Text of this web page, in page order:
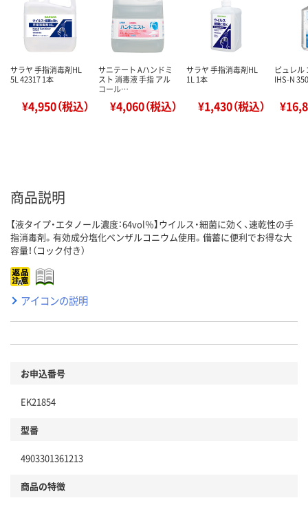
サラヤ 手指消毒剤HL
5L 42317 1本
¥4,950（税込）
サニテート Aハンドミ
スト 消毒液 手指 アル
コール…
¥4,060（税込）
サラヤ 手指消毒剤HL
1L 1本
¥1,430（税込）
ピュレル
IHS-N
商品説明
【液タイプ・エタノール濃度：64vol％】ウイルス・細菌に効く、速乾性の手
指消毒剤。有効成分塩化ベンザルコニウム使用。備蓄に便利でお得な大
容量！（コック付き）
アイコンの説明
お申込番号
EK21854
型番
4903301361213
商品の特徴